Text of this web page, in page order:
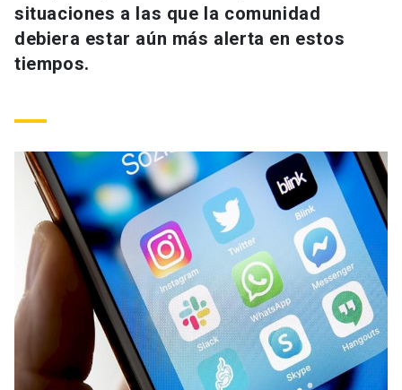
Padres y familia
Vecinos
Medios Biblioteca
Donaciones
situaciones a las que la comunidad
debiera estar aún más alerta en estos
tiempos.